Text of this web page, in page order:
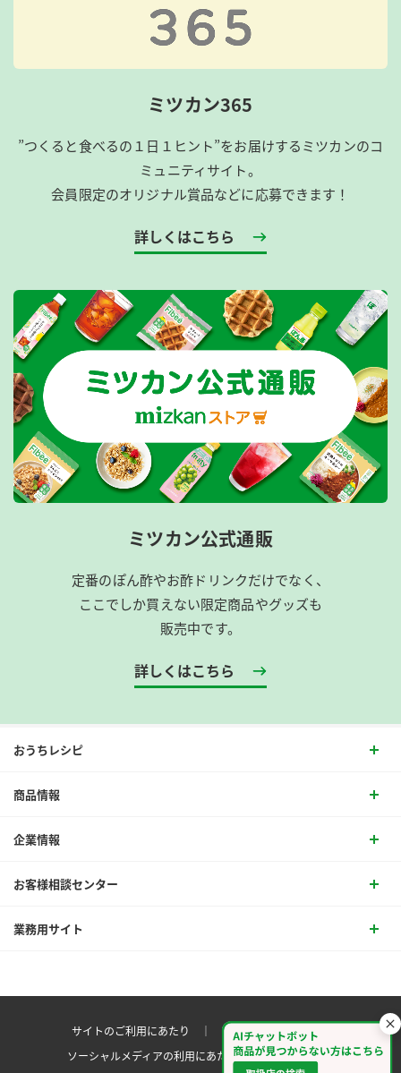
ミツカン365
”つくると食べるの１日１ヒント”をお届けするミツカンのコ
ミュニティサイト。
会員限定のオリジナル賞品などに応募できます！
詳しくはこちら
ミツカン公式通販
定番のぽん酢やお酢ドリンクだけでなく、
ここでしか買えない限定商品やグッズも
販売中です。
詳しくはこちら
おうちレシピ
商品情報
企業情報
お客様相談センター
業務用サイト
サイトのご利用にあたり ｜ プライバシーポリシー
ソーシャルメディアの利用にあたりサイトマップ ｜